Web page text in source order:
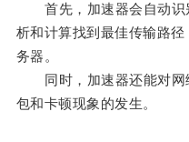
首先，加速器会自动识
析和计算找到最佳传输路
务器。
同时，加速器还能对网
包和卡顿现象的发生。